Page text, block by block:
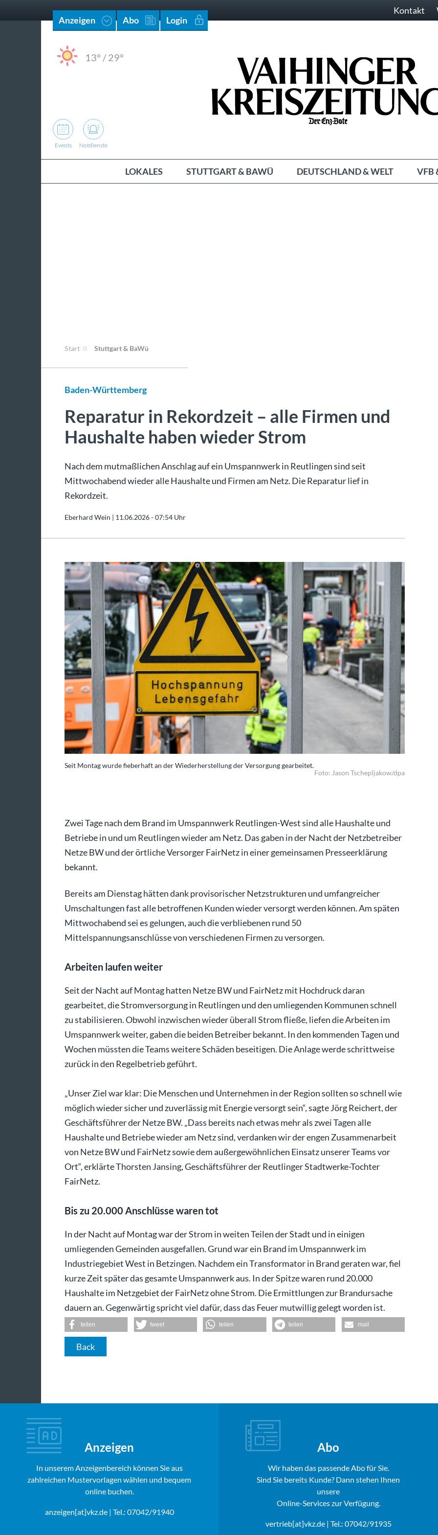
Anzeigen Abo Login
Kontakt
13° /29°
Events Notdienste
LOKALES STUTTGART & BAWÜ DEUTSCHLAND & WELT VFB
Start Stuttgart & BaWü
Baden-Württemberg
Reparatur in Rekordzeit – alle Firmen und
Haushalte haben wieder Strom
Nach dem mutmaßlichen Anschlag auf ein Umspannwerk in Reutlingen sind seit
Mittwochabend wieder alle Haushalte und Firmen am Netz. Die Reparatur lief in
Rekordzeit.
Eberhard Wein | 11.06.2026 - 07:54 Uhr
Seit Montag wurde fieberhaft an der Wiederherstellung der Versorgung gearbeitet.
Foto: Jason Tschepljakow/dpa
Zwei Tage nach dem Brand im Umspannwerk Reutlingen-West sind alle Haushalte und
Betriebe in und um Reutlingen wieder am Netz. Das gaben in der Nacht der Netzbetreiber
Netze BW und der örtliche Versorger FairNetz in einer gemeinsamen Presseerklärung
bekannt.
Bereits am Dienstag hätten dank provisorischer Netzstrukturen und umfangreicher
Umschaltungen fast alle betroffenen Kunden wieder versorgt werden können. Am späten
Mittwochabend sei es gelungen, auch die verbliebenen rund 50
Mittelspannungsanschlüsse von verschiedenen Firmen zu versorgen.
Arbeiten laufen weiter
Seit der Nacht auf Montag hatten Netze BW und FairNetz mit Hochdruck daran
gearbeitet, die Stromversorgung in Reutlingen und den umliegenden Kommunen schnell
zu stabilisieren. Obwohl inzwischen wieder überall Strom fließe, liefen die Arbeiten im
Umspannwerk weiter, gaben die beiden Betreiber bekannt. In den kommenden Tagen und
Wochen müssten die Teams weitere Schäden beseitigen. Die Anlage werde schrittweise
zurück in den Regelbetrieb geführt.
„Unser Ziel war klar: Die Menschen und Unternehmen in der Region sollten so schnell wie
möglich wieder sicher und zuverlässig mit Energie versorgt sein“, sagte Jörg Reichert, der
Geschäftsführer der Netze BW. „Dass bereits nach etwas mehr als zwei Tagen alle
Haushalte und Betriebe wieder am Netz sind, verdanken wir der engen Zusammenarbeit
von Netze BW und FairNetz sowie dem außergewöhnlichen Einsatz unserer Teams vor
Ort“, erklärte Thorsten Jansing, Geschäftsführer der Reutlinger Stadtwerke-Tochter
FairNetz.
Bis zu 20.000 Anschlüsse waren tot
In der Nacht auf Montag war der Strom in weiten Teilen der Stadt und in einigen
umliegenden Gemeinden ausgefallen. Grund war ein Brand im Umspannwerk im
Industriegebiet West in Betzingen. Nachdem ein Transformator in Brand geraten war, fiel
kurze Zeit später das gesamte Umspannwerk aus. In der Spitze waren rund 20.000
Haushalte im Netzgebiet der FairNetz ohne Strom. Die Ermittlungen zur Brandursache
dauern an. Gegenwärtig spricht viel dafür, dass das Feuer mutwillig gelegt worden ist.
teilen tweet teilen teilen mail
Back
Anzeigen
In unserem Anzeigenbereich können Sie aus
zahlreichen Mustervorlagen wählen und bequem
online buchen.
anzeigen[at]vkz.de| Tel.: 07042/91940
Abo
Wir haben das passende Abo für Sie.
Sind Sie bereits Kunde? Dann stehen Ihnen
unsere
Online-Services zur Verfügung.
vertrieb[at]vkz.de| Tel.: 07042/91935